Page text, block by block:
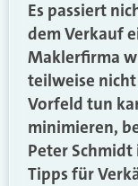
Es passiert
dem Verkauf
Maklerfirma
teilweise
Vorfeld tun
minimieren,
Peter
Tipps für